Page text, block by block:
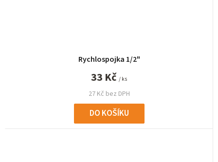
Rychlospojka 1/2"
27 Kč bez DPH
33 Kč / ks
DO KOŠÍKU